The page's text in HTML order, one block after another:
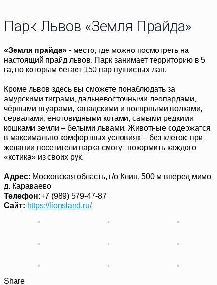
Парк Львов «Земля Прайда»
«Земля прайда» - место, где можно посмотреть на
настоящий прайд львов. Парк занимает территорию в 5
га, по которым бегает 150 пар пушистых лап.
Кроме львов здесь вы сможете понаблюдать за
амурскими тиграми, дальневосточными леопардами,
чёрными ягуарами, канадскими и полярными волками,
сервалами, енотовидными котами, самыми редкими
кошками земли – белыми львами. Животные содержатся
в максимально комфортных условиях – без клеток; при
желании посетители парка смогут покормить каждого
«котика» из своих рук.
Адрес: Московская область, г/о Клин, 500 м вперед мимо
д. Караваево
Телефон:+7 (989) 579-47-87
Сайт: https://lionsland.ru/
Share